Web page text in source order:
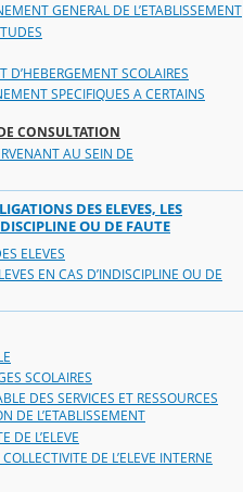
GENERAL DE L’ETABLISSEMENT
D’HEBERGEMENT SCOLAIRES
SPECIFIQUES A CERTAINS
CONSULTATION
AU SEIN DE
DES ELEVES, LES
OU DE FAUTE
ELEVES
EN CAS D’INDISCIPLINE OU DE
SCOLAIRES
DES SERVICES ET RESSOURCES
DE L’ETABLISSEMENT
DE L’ELEVE
DE L’ELEVE INTERNE